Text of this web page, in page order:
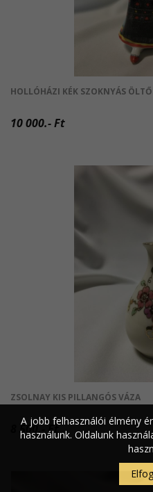
HOLLÓHÁZI KÉK SZOKNYÁS
10 000.- Ft
ZSOLNAY KIS PILLANGÓS VÁZA
8 500.- Ft
A jobb felhasználói élmény
használunk. Oldalunk